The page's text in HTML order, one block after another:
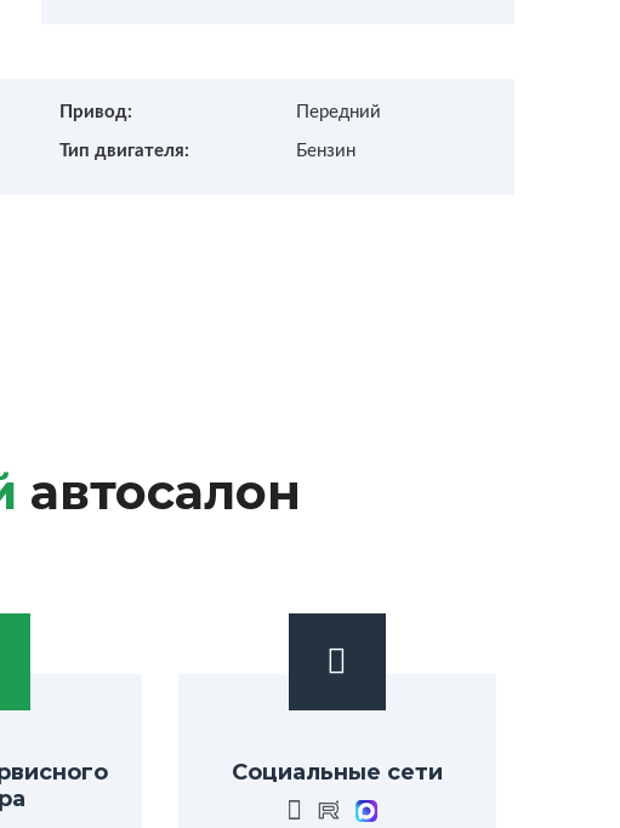
Привод: Передний
Тип двигателя: Бензин
автосалон
Социальные сети